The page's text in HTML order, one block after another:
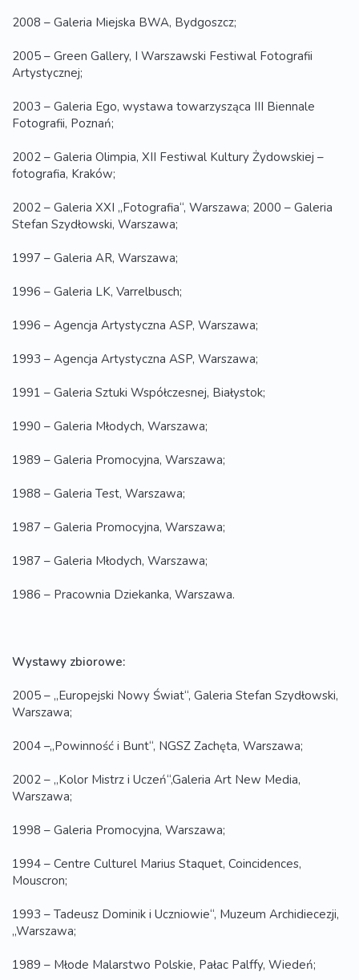
2008 – Galeria Miejska BWA, Bydgoszcz;
2005 – Green Gallery, I Warszawski Festiwal Fotografii
Artystycznej;
2003 – Galeria Ego, wystawa towarzysząca III Biennale
Fotografii, Poznań;
2002 – Galeria Olimpia, XII Festiwal Kultury Żydowskiej –
fotografia, Kraków;
2002 – Galeria XXI „Fotografia“, Warszawa; 2000 – Galeria
Stefan Szydłowski, Warszawa;
1997 – Galeria AR, Warszawa;
1996 – Galeria LK, Varrelbusch;
1996 – Agencja Artystyczna ASP, Warszawa;
1993 – Agencja Artystyczna ASP, Warszawa;
1991 – Galeria Sztuki Współczesnej, Białystok;
1990 – Galeria Młodych, Warszawa;
1989 – Galeria Promocyjna, Warszawa;
1988 – Galeria Test, Warszawa;
1987 – Galeria Promocyjna, Warszawa;
1987 – Galeria Młodych, Warszawa;
1986 – Pracownia Dziekanka, Warszawa.
Wystawy zbiorowe:
2005 – „Europejski Nowy Świat“, Galeria Stefan Szydłowski,
Warszawa;
2004 –„Powinność i Bunt“, NGSZ Zachęta, Warszawa;
2002 – „Kolor Mistrz i Uczeń“,Galeria Art New Media,
Warszawa;
1998 – Galeria Promocyjna, Warszawa;
1994 – Centre Culturel Marius Staquet, Coincidences,
Mouscron;
1993 – Tadeusz Dominik i Uczniowie“, Muzeum Archidiecezji,
„Warszawa;
1989 – Młode Malarstwo Polskie, Pałac Palffy, Wiedeń;